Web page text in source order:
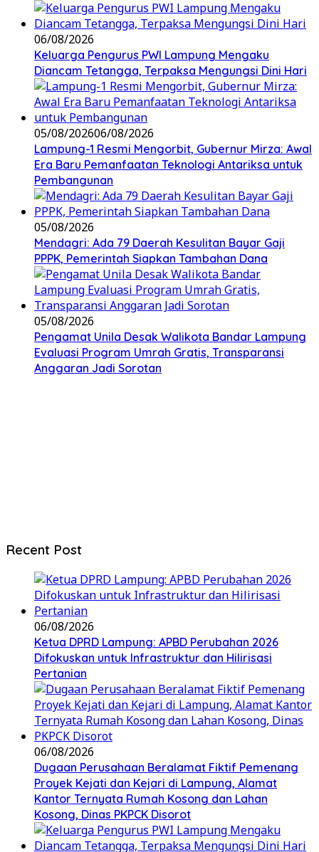
06/08/2026
Keluarga Pengurus PWI Lampung Mengaku
Diancam Tetangga, Terpaksa Mengungsi Dini Hari
05/08/202606/08/2026
Lampung-1 Resmi Mengorbit, Gubernur Mirza: Awal
Era Baru Pemanfaatan Teknologi Antariksa untuk
Pembangunan
05/08/2026
Mendagri: Ada 79 Daerah Kesulitan Bayar Gaji
PPPK, Pemerintah Siapkan Tambahan Dana
05/08/2026
Pengamat Unila Desak Walikota Bandar Lampung
Evaluasi Program Umrah Gratis, Transparansi
Anggaran Jadi Sorotan
Recent Post
06/08/2026
Ketua DPRD Lampung: APBD Perubahan 2026
Difokuskan untuk Infrastruktur dan Hilirisasi
Pertanian
06/08/2026
Dugaan Perusahaan Beralamat Fiktif Pemenang
Proyek Kejati dan Kejari di Lampung, Alamat
Kantor Ternyata Rumah Kosong dan Lahan
Kosong, Dinas PKPCK Disorot